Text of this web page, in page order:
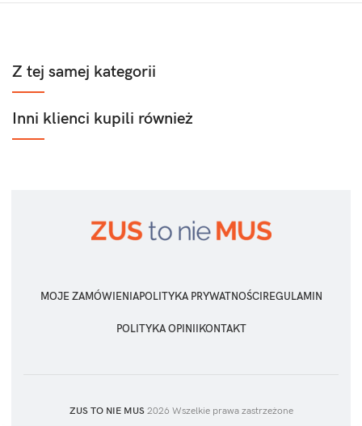
Z tej samej kategorii
Inni klienci kupili również
MOJE ZAMÓWIENIAPOLITYKA PRYWATNOŚCIREGULAMIN
POLITYKA OPINIIKONTAKT
ZUS TO NIE MUS 2026 Wszelkie prawa zastrzeżone